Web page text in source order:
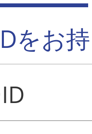
をお